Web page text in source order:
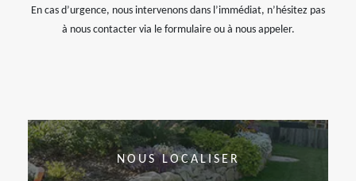
En cas d’urgence, nous intervenons dans l’immédiat, n’hésitez pas
à nous contacter via le formulaire ou à nous appeler.
NOUS LOCALISER